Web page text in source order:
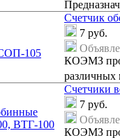
Счетчик
7 руб.
КОЭМЗ
различных
Счетчики
7 руб.
КОЭМЗ